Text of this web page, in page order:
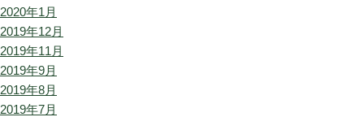
2020年1月
2019年12月
2019年11月
2019年9月
2019年8月
2019年7月